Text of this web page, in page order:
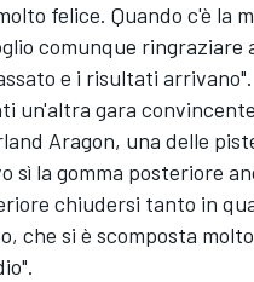
felice. Quando c'è la
comunque ringraziare
e i risultati arrivano".
un'altra gara
Aragon, una delle
sì la gomma posteriore
chiudersi tanto in
che si è scomposta